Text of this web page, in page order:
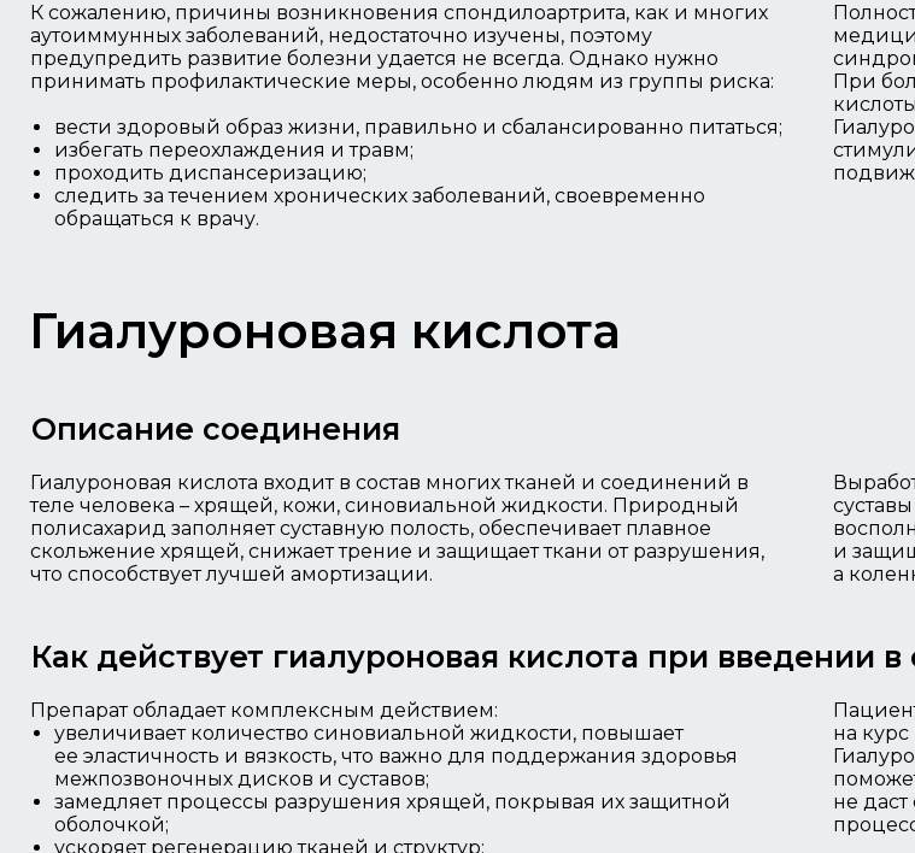
При
К сожалению, причины возникновения спондилоартрита, как и многих
аутоиммунных заболеваний, недостаточно изучены, поэтому
предупредить развитие болезни удается не всегда. Однако нужно
принимать профилактические меры, особенно людям из группы риска:
вести здоровый образ жизни, правильно и сбалансированно питаться;
избегать переохлаждения и травм;
проходить диспансеризацию;
следить за течением хронических заболеваний, своевременно
обращаться к врачу.
Гиалуроновая кислота
Описание соединения
и
а
Гиалуроновая кислота входит в состав многих тканей и соединений в
теле человека – хрящей, кожи, синовиальной жидкости. Природный
полисахарид заполняет суставную полость, обеспечивает плавное
скольжение хрящей, снижает трение и защищает ткани от разрушения,
что способствует лучшей амортизации.
Как действует гиалуроновая кислота при введении в
на
не
Препарат обладает комплексным действием:
увеличивает количество синовиальной жидкости, повышает
ее эластичность и вязкость, что важно для поддержания здоровья
межпозвоночных дисков и суставов;
замедляет процессы разрушения хрящей, покрывая их защитной
оболочкой;
ускоряет регенерацию тканей и структур;